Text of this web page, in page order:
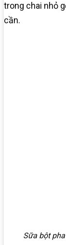
trong chai nhỏ
cần.
Sữa bột